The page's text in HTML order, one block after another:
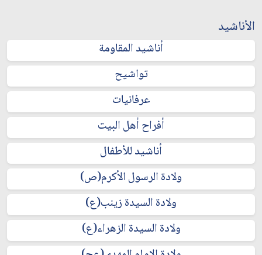
الأناشيد
أناشيد المقاومة
تواشيح
عرفانيات
أفراح أهل البيت
أناشيد للأطفال
ولادة الرسول الأكرم(ص)
ولادة السيدة زينب(ع)
ولادة السيدة الزهراء(ع)